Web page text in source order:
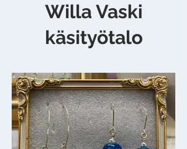
Willa Vaski
käsityötalo